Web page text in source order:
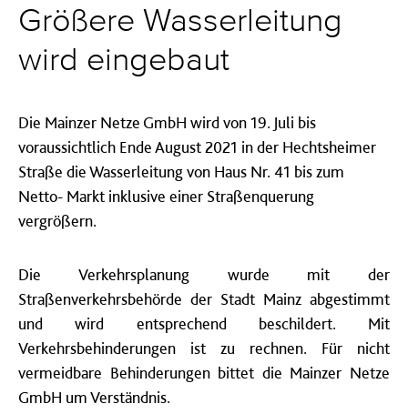
Größere Wasserleitung
wird eingebaut
Die Mainzer Netze GmbH wird von 19. Juli bis
voraussichtlich Ende August 2021 in der Hechtsheimer
Straße die Wasserleitung von Haus Nr. 41 bis zum
Netto- Markt inklusive einer Straßenquerung
vergrößern.
Die Verkehrsplanung wurde mit der
Straßenverkehrsbehörde der Stadt Mainz abgestimmt
und wird entsprechend beschildert. Mit
Verkehrsbehinderungen ist zu rechnen. Für nicht
vermeidbare Behinderungen bittet die Mainzer Netze
GmbH um Verständnis.